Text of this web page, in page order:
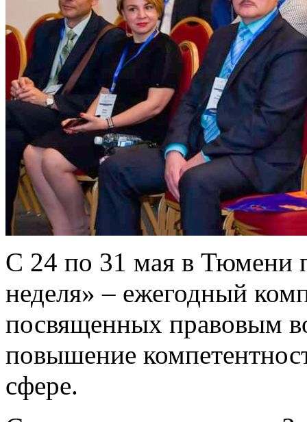
С 24 по 31 мая в Тюмени
неделя» – ежегодный
посвященных правовым
повышение
сфере.